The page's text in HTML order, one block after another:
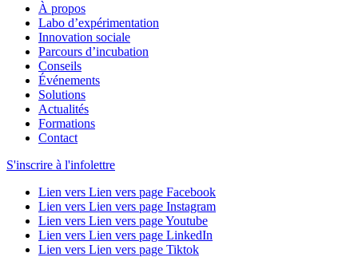
À propos
Labo d’expérimentation
Innovation sociale
Parcours d’incubation
Conseils
Événements
Solutions
Actualités
Formations
Contact
S'inscrire à l'infolettre
Lien vers Lien vers page Facebook
Lien vers Lien vers page Instagram
Lien vers Lien vers page Youtube
Lien vers Lien vers page LinkedIn
Lien vers Lien vers page Tiktok